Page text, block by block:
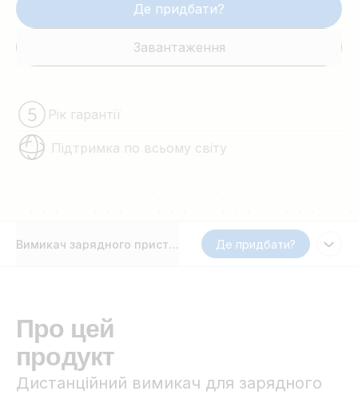
Де придбати?
Завантаження
Рік гарантії
Підтримка по всьому світу
Вимикач зарядного пристрою Де придбати?
Про цей
продукт
Дистанційний вимикач для зарядного